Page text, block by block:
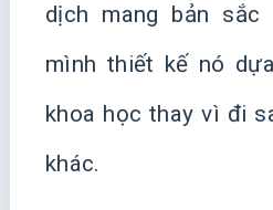
dịch mang bản
mình thiết kế nó
khoa học thay vì đi
khác.